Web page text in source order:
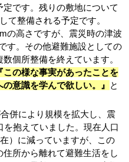
定です。残りの敷地について
て整備される予定です。
の高さですが、震災時の津波
す。その他避難施設としての
個所整備を終えています。
『この様な事実があったことを
意識を学んで欲しい。』 と
併により規模を拡大し、震
抱えていました。現在人口
）に減っていますが、この
所から離れて避難生活をし